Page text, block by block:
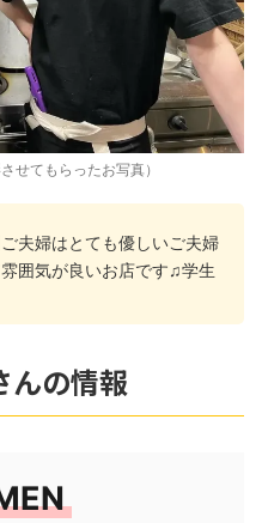
せてもらったお写真）
夫婦はとても優しいご夫婦
囲気が良いお店です♫学生
んの情報